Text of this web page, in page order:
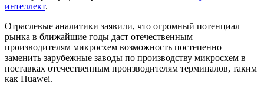
интеллект.
Отраслевые аналитики заявили, что огромный потенциал
рынка в ближайшие годы даст отечественным
производителям микросхем возможность постепенно
заменить зарубежные заводы по производству микросхем в
поставках отечественным производителям терминалов, таким
как Huawei.